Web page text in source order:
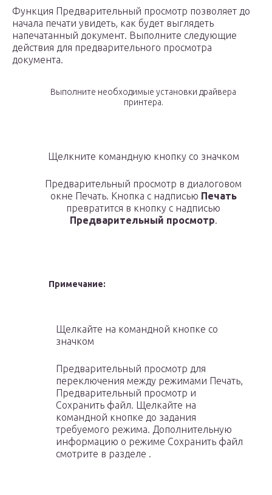
Функция Предварительный просмотр позволяет до
начала печати увидеть, как будет выглядеть
напечатанный документ. Выполните следующие
действия для предварительного просмотра
документа.
Выполните необходимые установки драйвера
принтера.
Щелкните командную кнопку со значком
Предварительный просмотр в диалоговом
окне Печать. Кнопка с надписью Печать
превратится в кнопку с надписью
Предварительный просмотр.
Примечание:
Щелкайте на командной кнопке со
значком
Предварительный просмотр для
переключения между режимами Печать,
Предварительный просмотр и
Сохранить файл. Щелкайте на
командной кнопке до задания
требуемого режима. Дополнительную
информацию о режиме Сохранить файл
смотрите в разделе .